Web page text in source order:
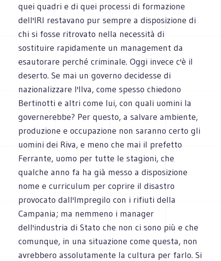
quei quadri e di quei processi di formazione
dell'IRI restavano pur sempre a disposizione di
chi si fosse ritrovato nella necessità di
sostituire rapidamente un management da
esautorare perché criminale. Oggi invece c'è il
deserto. Se mai un governo decidesse di
nazionalizzare l'Ilva, come spesso chiedono
Bertinotti e altri come lui, con quali uomini la
governerebbe? Per questo, a salvare ambiente,
produzione e occupazione non saranno certo gli
uomini dei Riva, e meno che mai il prefetto
Ferrante, uomo per tutte le stagioni, che
qualche anno fa ha già messo a disposizione
nome e curriculum per coprire il disastro
provocato dall'Impregilo con i rifiuti della
Campania; ma nemmeno i manager
dell'industria di Stato che non ci sono più e che
comunque, in una situazione come questa, non
avrebbero assolutamente la cultura per farlo. Si